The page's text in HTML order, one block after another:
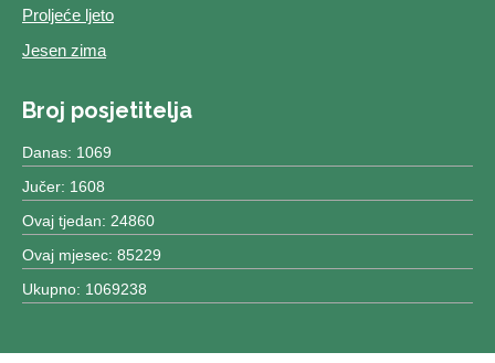
Proljeće ljeto
Jesen zima
Broj posjetitelja
Danas: 1069
Jučer: 1608
Ovaj tjedan: 24860
Ovaj mjesec: 85229
Ukupno: 1069238